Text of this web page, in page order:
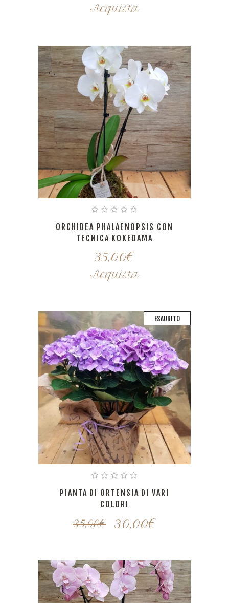
Acquista
ORCHIDEA PHALAENOPSIS CON
TECNICA KOKEDAMA
35,00€
Acquista
ESAURITO
PIANTA DI ORTENSIA DI VARI
COLORI
35,00€ 30,00€